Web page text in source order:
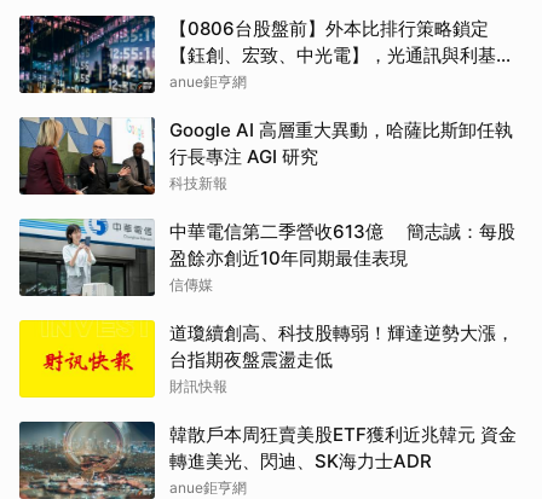
【0806台股盤前】外本比排行策略鎖定
【鈺創、宏致、中光電】，光通訊與利基型
記憶體狂飆噴發！加權爆量大漲 1250 點放
anue鉅亨網
Google AI 高層重大異動，哈薩比斯卸任執
行長專注 AGI 研究
科技新報
中華電信第二季營收613億 簡志誠：每股
盈餘亦創近10年同期最佳表現
信傳媒
道瓊續創高、科技股轉弱！輝達逆勢大漲，
台指期夜盤震盪走低
財訊快報
韓散戶本周狂賣美股ETF獲利近兆韓元 資金
轉進美光、閃迪、SK海力士ADR
anue鉅亨網